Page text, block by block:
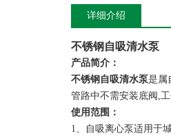
详细介绍
不锈钢自吸清水泵
产品简介：
不锈钢自吸清水泵是属
管路中不需安装底阀,
使用范围：
1、自吸离心泵适用于